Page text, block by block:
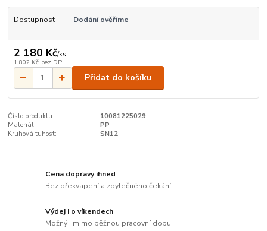
Dostupnost Dodání ověříme
2 180 Kč/ks
1 802 Kč bez DPH
Přidat do košíku
Číslo produktu:
10081225029
Materiál:
PP
Kruhová tuhost:
SN12
Cena dopravy ihned
Bez překvapení a zbytečného čekání
Výdej i o víkendech
Možný i mimo běžnou pracovní dobu